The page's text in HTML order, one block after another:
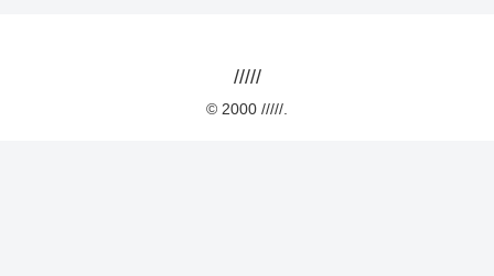
/////
© 2000 /////.